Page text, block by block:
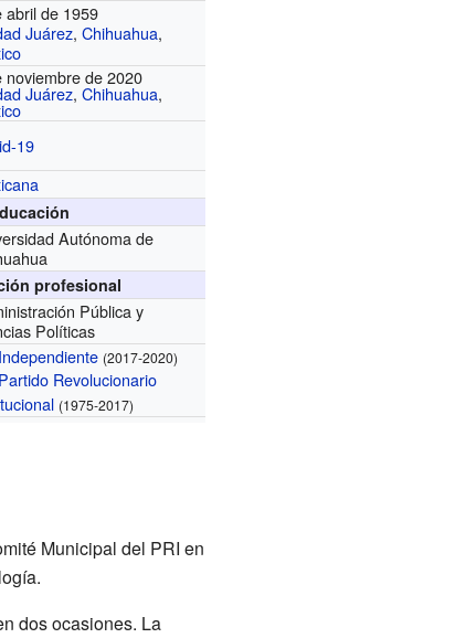
abril de 1959
Juárez,Chihuahua,
noviembre de 2020
Juárez,Chihuahua,
19
Autónoma de
profesional
Pública y
Políticas
Independiente (2017-2020)
Partido Revolucionario
(1975-2017)
Municipal del PRI en
dos ocasiones. La